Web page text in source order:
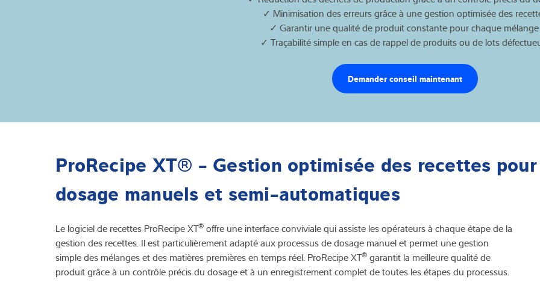
✓ Minimisation des erreurs grâce à une gestion optimisée des
✓ Garantir une qualité de produit constante pour chaque mélange
✓ Traçabilité simple en cas de rappel de produits ou de lots
Demander conseil maintenant
ProRecipe XT® - Gestion optimisée des recettes
dosage manuels et semi-automatiques
Le logiciel de recettes ProRecipe XT® offre une interface conviviale qui assiste les opérateurs à chaque étape de la
gestion des recettes. Il est particulièrement adapté aux processus de dosage manuel et permet une gestion
simple des mélanges et des matières premières en temps réel. ProRecipe XT® garantit la meilleure qualité de
produit grâce à un contrôle précis du dosage et à un enregistrement complet de toutes les étapes du processus.